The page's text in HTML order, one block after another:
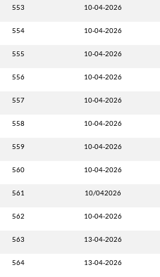
553 10-04-2026
554 10-04-2026
555 10-04-2026
556 10-04-2026
557 10-04-2026
558 10-04-2026
559 10-04-2026
560 10-04-2026
561 10/042026
562 10-04-2026
563 13-04-2026
564 13-04-2026